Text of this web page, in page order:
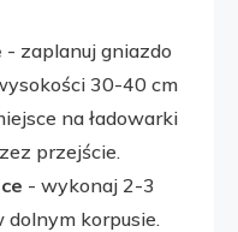
- zaplanuj gniazdo
30-40 cm
na ładowarki
przejście.
- wykonaj 2-3
korpusie.